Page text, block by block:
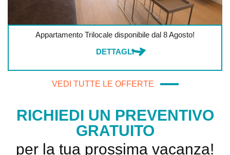
Offerta valida dal 5/09 al 12/09
DETTAGLI
VEDI TUTTE LE OFFERTE
RICHIEDI UN PREVENTIVO
GRATUITO
per la tua prossima vacanza!